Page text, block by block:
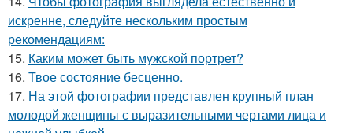
искренне, следуйте нескольким простым
рекомендациям:
15. Каким может быть мужской портрет?
16. Твое состояние бесценно.
17. На этой фотографии представлен крупный план
молодой женщины с выразительными чертами лица и